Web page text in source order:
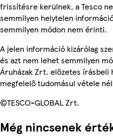
frissítésre kerülnek, a Tesco
semmilyen helytelen
semmilyen módon nem érinti.
A jelen információ kizárólag
és azt nem lehet semmilyen
Áruházak Zrt. előzetes írásbeli
megfelelő tudomásul vétele
©TESCO-GLOBAL Zrt.
Még nincsenek